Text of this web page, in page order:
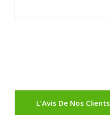
L'Avis De Nos Clients